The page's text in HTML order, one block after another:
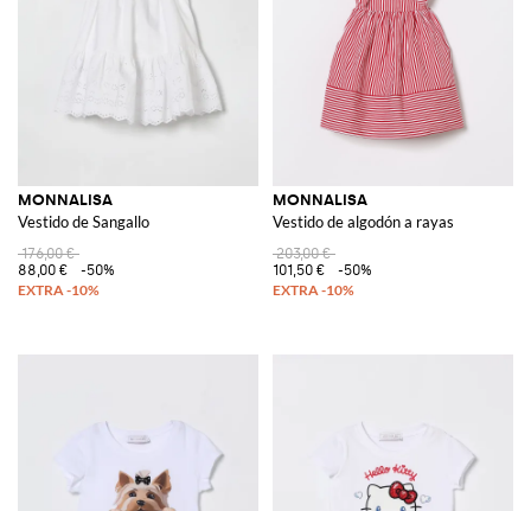
MONNALISA
Vestido de Sangallo
176,00 €
88,00 €
-50%
MONNALISA
Vestido de algodón a rayas
203,00 €
101,50 €
-50%